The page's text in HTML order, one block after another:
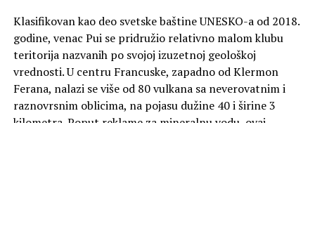
Klasifikovan kao deo svetske baštine UNESKO-a od 2018.
godine, venac Pui se pridružio relativno malom klubu
teritorija nazvanih po svojoj izuzetnoj geološkoj
vrednosti. U centru Francuske, zapadno od Klermon
Ferana, nalazi se više od 80 vulkana sa neverovatnim i
raznovrsnim oblicima, na pojasu dužine 40 i širine 3
kilometra. Poput reklame za mineralnu vodu, ovaj